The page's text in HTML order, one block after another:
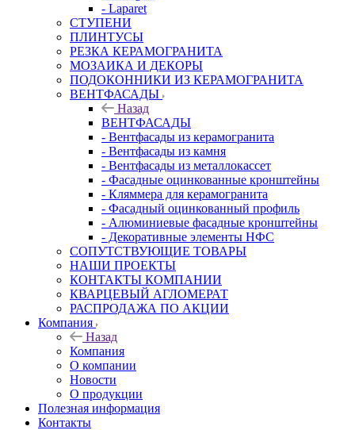
- Laparet
СТУПЕНИ
ПЛИНТУСЫ
РЕЗКА КЕРАМОГРАНИТА
МОЗАИКА И ДЕКОРЫ
ПОДОКОННИКИ ИЗ КЕРАМОГРАНИТА
ВЕНТФАСАДЫ
Назад
ВЕНТФАСАДЫ
- Вентфасады из керамогранита
- Вентфасады из камня
- Вентфасады из металлокассет
- Фасадные оцинкованные кронштейны
- Кляммера для керамогранита
- Фасадный оцинкованный профиль
- Алюминиевые фасадные кронштейны
- Декоративные элементы НФС
СОПУТСТВУЮЩИЕ ТОВАРЫ
НАШИ ПРОЕКТЫ
КОНТАКТЫ КОМПАНИИ
КВАРЦЕВЫЙ АГЛОМЕРАТ
РАСПРОДАЖА ПО АКЦИИ
Компания
Назад
Компания
О компании
Новости
О продукции
Полезная информация
Контакты